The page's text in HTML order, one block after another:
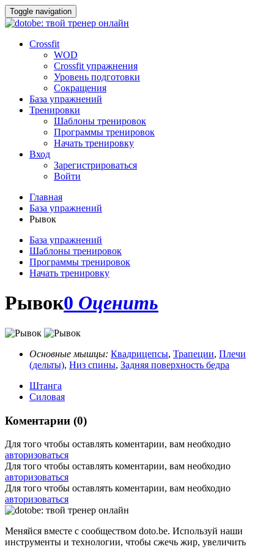
Toggle navigation
Crossfit
WOD
Crossfit упражнения
Уровень подготовки
Сокращения
База упражнений
Тренировки
Шаблоны тренировок
Программы тренировок
Начать тренировку
Вход
Зарегистрироваться
Войти
Главная
База упражнений
Рывок
База упражнений
Шаблоны тренировок
Программы тренировок
Начать тренировку
Рывок0 Оценить
Основные мышцы: Квадрицепсы, Трапеции, Плечи
(дельты), Низ спины, Задняя поверхность бедра
Штанга
Силовая
Коментарии (0)
Для того чтобы оставлять коментарии, вам необходио
авторизоваться
Для того чтобы оставлять коментарии, вам необходио
авторизоваться
Для того чтобы оставлять коментарии, вам необходио
авторизоваться
Меняйся вместе с сообществом doto.be. Используй наши
инструменты и технологии, чтобы сжечь жир, увеличить